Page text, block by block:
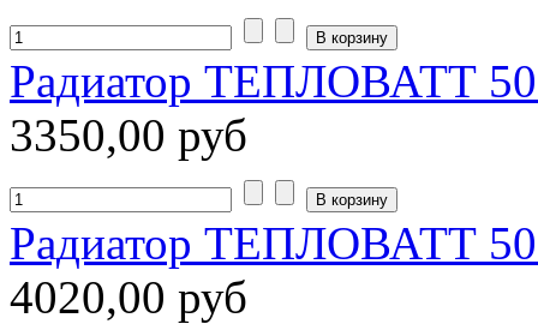
Радиатор ТЕПЛОВАТТ
3350,00 руб
Радиатор ТЕПЛОВАТТ
4020,00 руб